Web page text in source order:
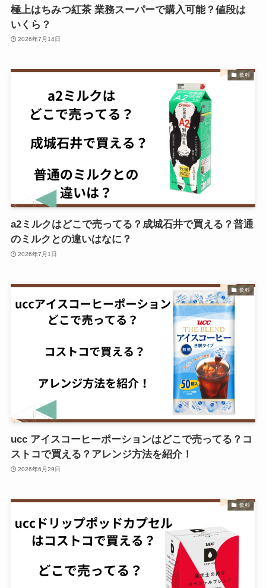
極上はちみつ紅茶 業務スーパーで購入可能？値段は
いくら？
2026年7月14日
飲料
a2ミルクはどこで売ってる？成城石井で買える？普通
のミルクとの違いはなに？
2026年7月1日
飲料
ucc アイスコーヒーポーションはどこで売ってる？コ
ストコで買える？アレンジ方法を紹介！
2026年6月29日
飲料